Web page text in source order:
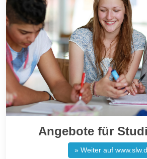
Angebote für
» Weiter auf